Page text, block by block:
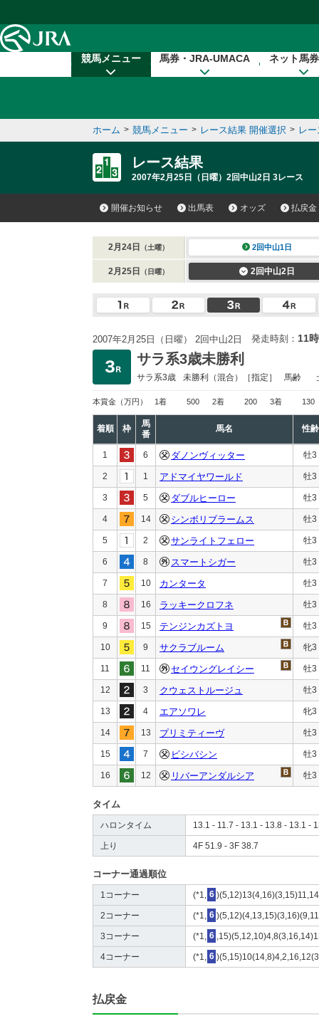
競馬メニュー 馬券・JRA-UMACA ネット馬
ホーム > 競馬メニュー > レース結果 開催選択 > レ
レース結果
2007年2月25日（日曜）2回中山2日 3レース
開催お知らせ 出馬表 オッズ 払戻金
2月24日 （土曜） 2回中山1日
2月25日 （日曜） 2回中山2日
2007年2月25日（日曜） 2回中山2日 発走時刻： 11
サラ系3歳未勝利
サラ系3歳 未勝利 （混合）［指定］ 馬齢
本賞金 （万円） 1着 500 2着 200 3着 130
着順 枠
馬
番
馬名 性齢
1 6 ダノンヴィッター 牡3
2 1 アドマイヤワールド 牡3
3 5 ダブルヒーロー 牡3
4 14 シンボリブラームス 牡3
5 2 サンライトフェロー 牡3
6 8 スマートシガー 牡3
7 10 カンタータ 牡3
8 16 ラッキークロフネ 牡3
9 15 テンジンカズトヨ 牡3
10 9 サクラブルーム 牝3
11 11 セイウングレイシー 牡3
12 3 クウェストルージュ 牡3
13 4 エアソワレ 牝3
14 13 プリミティーヴ 牡3
15 7 ビシバシン 牡3
16 12 リバーアンダルシア 牡3
タイム
ハロンタイム 13.1 - 11.7 - 13.1 - 13.8 - 13.1 -
上り 4F 51.9 - 3F 38.7
コーナー通過順位
1コーナー (*1, 6
2コーナー (*1, 6
3コーナー (*1, 6
4コーナー (*1, 6
払戻金